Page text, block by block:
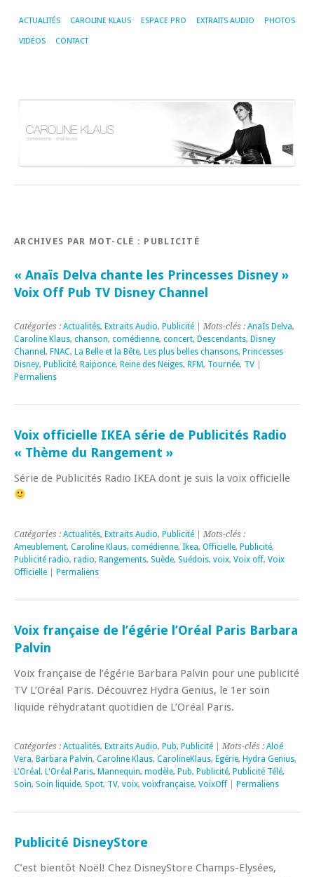
ACTUALITÉS CAROLINE KLAUS ESPACE PRO EXTRAITS AUDIO PHOTOS
VIDÉOS CONTACT
ARCHIVES PAR MOT-CLÉ : PUBLICITÉ
« Anaïs Delva chante les Princesses Disney »
Voix Off Pub TV Disney Channel
Catégories : Actualités, Extraits Audio, Publicité | Mots-clés : AnaÏs Delva,
Caroline Klaus, chanson, comédienne, concert, Descendants, Disney
Channel , FNAC, La Belle et la Bête, Les plus belles chansons, Princesses
Disney, Publicité, Raiponce, Reine des Neiges, RFM, Tournée, TV
Permaliens
Voix officielle IKEA série de Publicités Radio
« Thème du Rangement »
Série de Publicités Radio IKEA dont je suis la voix officielle
Catégories : Actualités, Extraits Audio, Publicité | Mots-clés :
Ameublement, Caroline Klaus, comédienne, Ikea, Officielle, Publicité,
Publicité radio, radio, Rangements, Suède, Suédois, voix, Voix off, Voix
Officielle
Permaliens
Voix française de l’égérie l’Oréal Paris Barbara
Palvin
Voix française de l’égérie Barbara Palvin pour une publicité
TV L’Oréal Paris. Découvrez Hydra Genius, le 1er soin
liquide réhydratant quotidien de L’Oréal Paris.
Catégories : Actualités, Extraits Audio, Pub, Publicité | Mots-clés : Aloé
Vera, Barbara Palvin, Caroline Klaus, CarolineKlaus, Egérie, Hydra Genius,
L'Oréal , L'Oréal Paris, Mannequin, modèle, Pub, Publicité, Publicité Télé,
Soin, Soin liquide, Spot, TV, voix, voixfrançaise, VoixOff Permaliens
Publicité DisneyStore
C’est bientôt Noël! Chez DisneyStore Champs-Elysées,